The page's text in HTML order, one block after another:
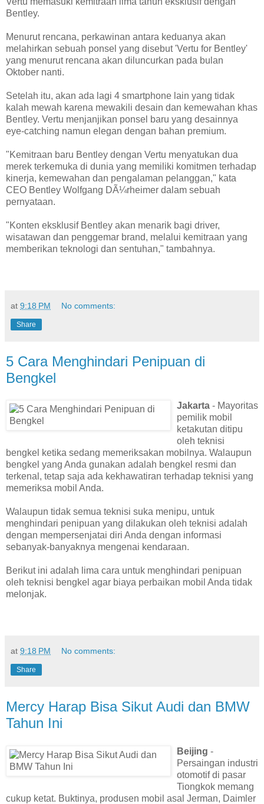
Bentley.
Menurut rencana, perkawinan antara keduanya akan
melahirkan sebuah ponsel yang disebut 'Vertu for Bentley'
yang menurut rencana akan diluncurkan pada bulan
Oktober nanti.
Setelah itu, akan ada lagi 4 smartphone lain yang tidak
kalah mewah karena mewakili desain dan kemewahan khas
Bentley. Vertu menjanjikan ponsel baru yang desainnya
eye-catching namun elegan dengan bahan premium.
"Kemitraan baru Bentley dengan Vertu menyatukan dua
merek terkemuka di dunia yang memiliki komitmen terhadap
kinerja, kemewahan dan pengalaman pelanggan," kata
CEO Bentley Wolfgang DÃ¼rheimer dalam sebuah
pernyataan.
"Konten eksklusif Bentley akan menarik bagi driver,
wisatawan dan penggemar brand, melalui kemitraan yang
memberikan teknologi dan sentuhan," tambahnya.
at 9:18 PM No comments:
Share
5 Cara Menghindari Penipuan di
Bengkel
Jakarta - Mayoritas
pemilik mobil
ketakutan ditipu
oleh teknisi
bengkel ketika sedang memeriksakan mobilnya. Walaupun
bengkel yang Anda gunakan adalah bengkel resmi dan
terkenal, tetap saja ada kekhawatiran terhadap teknisi yang
memeriksa mobil Anda.
Walaupun tidak semua teknisi suka menipu, untuk
menghindari penipuan yang dilakukan oleh teknisi adalah
dengan mempersenjatai diri Anda dengan informasi
sebanyak-banyaknya mengenai kendaraan.
Berikut ini adalah lima cara untuk menghindari penipuan
oleh teknisi bengkel agar biaya perbaikan mobil Anda tidak
melonjak.
at 9:18 PM No comments:
Share
Mercy Harap Bisa Sikut Audi dan BMW
Tahun Ini
Beijing -
Persaingan industri
otomotif di pasar
Tiongkok memang
cukup ketat. Buktinya, produsen mobil asal Jerman, Daimler